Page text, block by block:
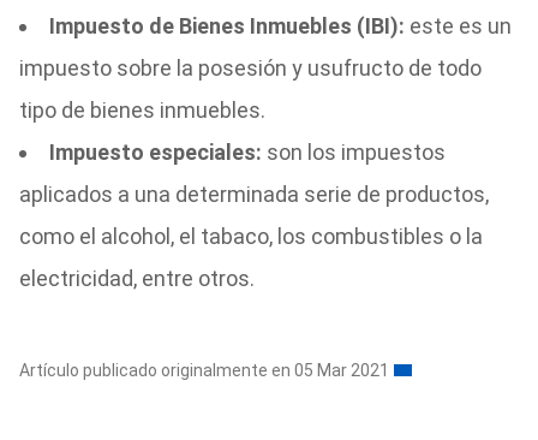
Impuesto de Bienes Inmuebles (IBI): este es un
impuesto sobre la posesión y usufructo de todo
tipo de bienes inmuebles.
Impuesto especiales: son los impuestos
aplicados a una determinada serie de productos,
como el alcohol, el tabaco, los combustibles o la
electricidad, entre otros.
Artículo publicado originalmente en 05 Mar 2021